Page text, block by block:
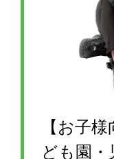
【お子
ども園・